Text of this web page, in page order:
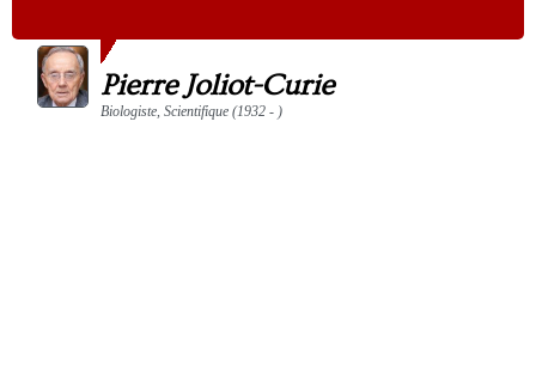
Pierre Joliot-Curie
Biologiste, Scientifique (1932 - )